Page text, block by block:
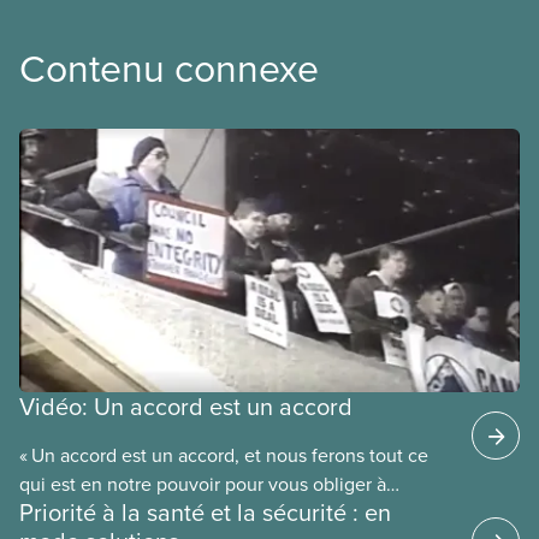
Contenu connexe
Vidéo: Un accord est un accord
« Un accord est un accord, et nous ferons tout ce
qui est en notre pouvoir pour vous obliger à
respecter cet accord. » C’est la promesse faite par
Priorité à la santé et la sécurité : en